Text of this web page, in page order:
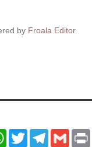
by Froala Editor
WhatsApp
TwitterTelegram
Gmail